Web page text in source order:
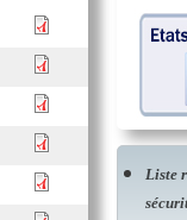
Liste